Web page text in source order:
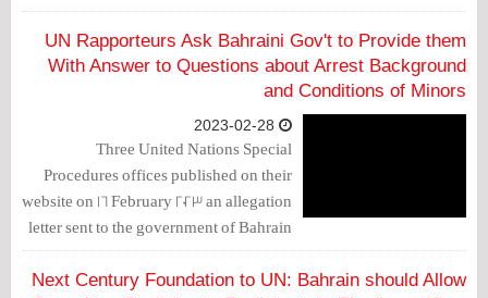
after receiving concerning allegations of
torture, ill treatment, poor prison
conditions and demanded Bahrain to
initiate an investigation on these
violations.
UN Rapporteurs Ask Bahraini Gov't to Provide them
With Answer to Questions about Arrest Background
and Conditions of Minors
Three United Nations Special
Procedures offices published on their
website on 16 February 2023 an allegation
letter sent to the government of Bahrain
to express concern over the arrest of 4
citizens in October 2021, three of whom
Next Century Foundation to UN: Bahrain should Allow